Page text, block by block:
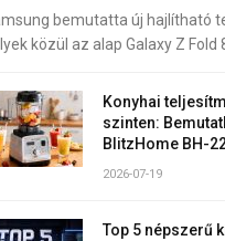
bemutatta új hajlítható
közül az alap Galaxy Z Fold
Konyhai
szinten:
BlitzHome BH-
2026-07-19
Top 5 népszerű